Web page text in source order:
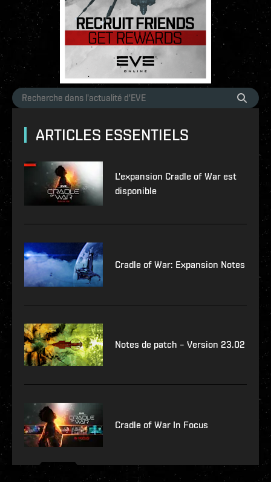
ARTICLES ESSENTIELS
L'expansion Cradle of War est
disponible
Cradle of War: Expansion Notes
Notes de patch – Version 23.02
Cradle of War In Focus